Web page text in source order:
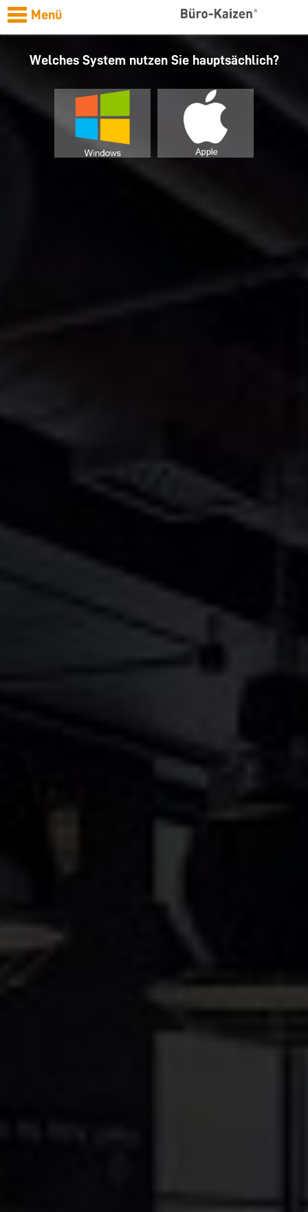
Menü
Welches System nutzen Sie hauptsächlich?